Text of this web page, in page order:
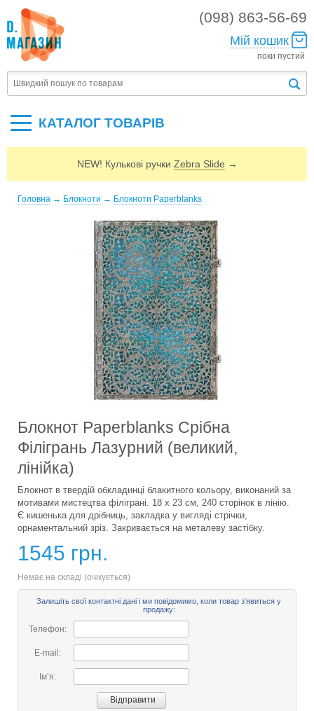
(098) 863-56-69
Мій кошик
поки пустий
КАТАЛОГ ТОВАРIВ
NEW! Кулькові ручки Zebra Slide →
Головна → Блокноти → Блокноти Paperblanks
Блокнот Paperblanks Срібна
Філігрань Лазурний (великий,
лінійка)
Блокнот в твердій обкладинці блакитного кольору, виконаний за
мотивами мистецтва філіграні. 18 х 23 см, 240 сторінок в лінію.
Є кишенька для дрібниць, закладка у вигляді стрічки,
орнаментальний зріз. Закривається на металеву застібку.
1545 грн.
Немає на складі (очікується)
Залишіть свої контактні дані і ми повідомимо, коли товар зʼявиться у
продажу:
Телефон:
E-mail:
Імʼя: